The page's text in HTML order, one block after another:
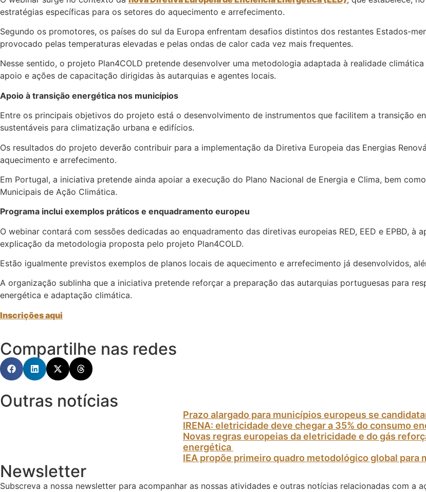
estratégias específicas para os setores do aquecimento e arrefecimento.
Segundo os promotores, os países do sul da Europa enfrentam desafios distintos dos restantes Estados-
provocado pelas temperaturas elevadas e pelas ondas de calor cada vez mais frequentes.
Nesse sentido, o projeto Plan4COLD pretende desenvolver uma metodologia adaptada à realidade
apoio e ações de capacitação dirigidas às autarquias e agentes locais.
Apoio à transição energética nos municípios
Entre os principais objetivos do projeto está o desenvolvimento de instrumentos que facilitem a transição
sustentáveis para climatização urbana e edifícios.
Os resultados do projeto deverão contribuir para a implementação da Diretiva Europeia das Energias
aquecimento e arrefecimento.
Em Portugal, a iniciativa pretende ainda apoiar a execução do Plano Nacional de Energia e Clima, bem
Municipais de Ação Climática.
Programa inclui exemplos práticos e enquadramento europeu
O webinar contará com sessões dedicadas ao enquadramento das diretivas europeias RED, EED e EPBD,
explicação da metodologia proposta pelo projeto Plan4COLD.
Estão igualmente previstos exemplos de planos locais de aquecimento e arrefecimento já desenvolvidos,
A organização sublinha que a iniciativa pretende reforçar a preparação das autarquias portuguesas para
energética e adaptação climática.
Inscrições aqui
Compartilhe nas redes
Outras notícias
Prazo alargado para municípios europeus se
IRENA: eletricidade deve chegar a 35% do consumo
Novas regras europeias da eletricidade e do gás
energética
IEA propõe primeiro quadro metodológico global
Newsletter
Subscreva a nossa newsletter para acompanhar as nossas atividades e outras notícias relacionadas com a